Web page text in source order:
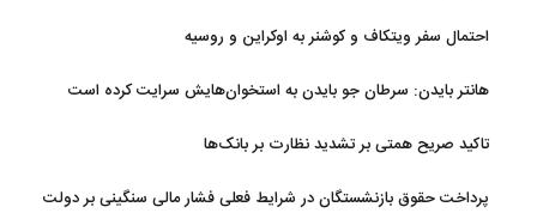
احتمال سفر ویتکاف و کوشنر به اوکراین و روسیه
هانتر بایدن: سرطان جو بایدن به استخوان‌هایش سرایت کرده است
تاکید صریح همتی بر تشدید نظارت بر بانک‌ها
پرداخت حقوق بازنشستگان در شرایط فعلی فشار مالی سنگینی بر دولت